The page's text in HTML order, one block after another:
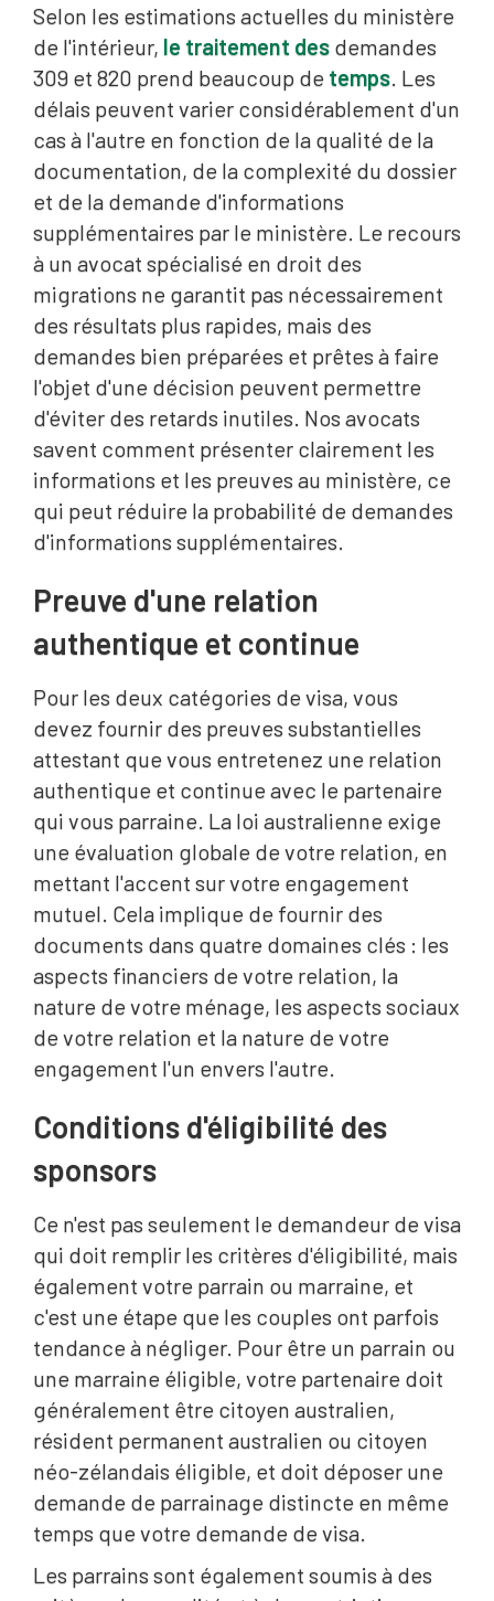
Selon les estimations actuelles du ministère
de l'intérieur, le traitement des demandes
309 et 820 prend beaucoup de temps. Les
délais peuvent varier considérablement d'un
cas à l'autre en fonction de la qualité de la
documentation, de la complexité du dossier
et de la demande d'informations
supplémentaires par le ministère. Le recours
à un avocat spécialisé en droit des
migrations ne garantit pas nécessairement
des résultats plus rapides, mais des
demandes bien préparées et prêtes à faire
l'objet d'une décision peuvent permettre
d'éviter des retards inutiles. Nos avocats
savent comment présenter clairement les
informations et les preuves au ministère, ce
qui peut réduire la probabilité de demandes
d'informations supplémentaires.
Preuve d'une relation
authentique et continue
Pour les deux catégories de visa, vous
devez fournir des preuves substantielles
attestant que vous entretenez une relation
authentique et continue avec le partenaire
qui vous parraine. La loi australienne exige
une évaluation globale de votre relation, en
mettant l'accent sur votre engagement
mutuel. Cela implique de fournir des
documents dans quatre domaines clés : les
aspects financiers de votre relation, la
nature de votre ménage, les aspects sociaux
de votre relation et la nature de votre
engagement l'un envers l'autre.
Conditions d'éligibilité des
sponsors
Ce n'est pas seulement le demandeur de visa
qui doit remplir les critères d'éligibilité, mais
également votre parrain ou marraine, et
c'est une étape que les couples ont parfois
tendance à négliger. Pour être un parrain ou
une marraine éligible, votre partenaire doit
généralement être citoyen australien,
résident permanent australien ou citoyen
néo-zélandais éligible, et doit déposer une
demande de parrainage distincte en même
temps que votre demande de visa.
Les parrains sont également soumis à des